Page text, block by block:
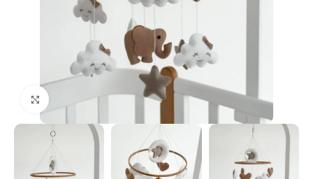
Click to enlarge